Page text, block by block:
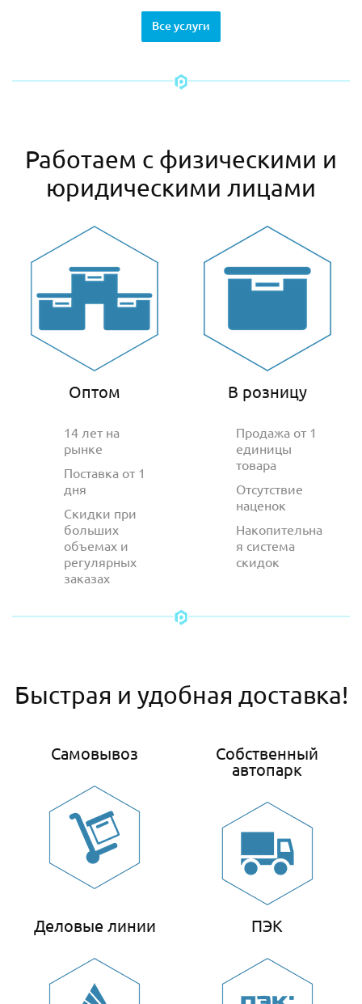
Все услуги
Работаем с физическими и
юридическими лицами
Оптом
14 лет на
рынке
Поставка от 1
дня
Скидки при
больших
объемах и
регулярных
заказах
В розницу
Продажа от 1
единицы
товара
Отсутствие
наценок
Накопительна
я система
скидок
Быстрая и удобная доставка!
Самовывоз
Собственный
автопарк
Деловые линии ПЭК